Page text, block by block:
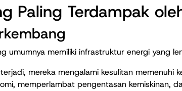
Paling Terdampak
umumnya memiliki infrastruktur energi yang
mereka mengalami kesulitan memenuhi
memperlambat pengentasan kemiskinan,